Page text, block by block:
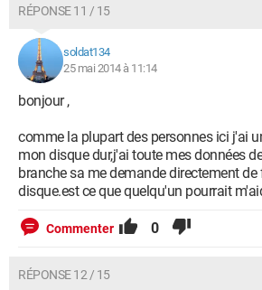
RÉPONSE 11 / 15
soldat134
25 mai 2014 à 11:14
bonjour ,
comme la plupart des personnes ici j'ai
mon disque dur,j'ai toute mes données
branche sa me demande directement de
disque.est ce que quelqu'un pourrait
Commenter 0
RÉPONSE 12 / 15